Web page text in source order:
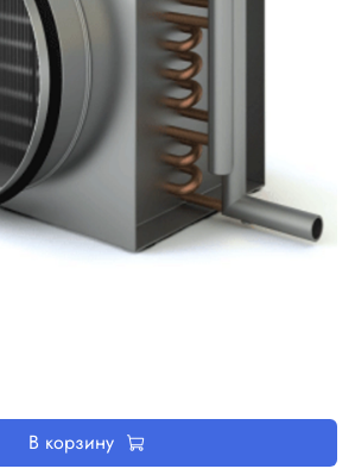
В корзину